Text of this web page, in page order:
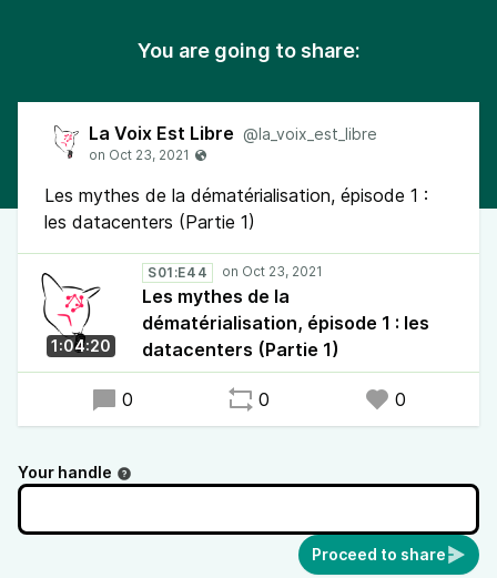
You are going to share:
La Voix Est Libre @la_voix_est_libre
Les mythes de la dématérialisation, épisode 1 :
les datacenters (Partie 1)
1:04:20
S01:E44
Les mythes de la
dématérialisation, épisode 1 : les
datacenters (Partie 1)
0 0 0
Your handle
Proceed to share